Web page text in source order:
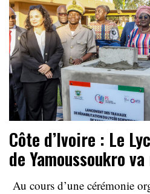
Côte d’Ivoire : Le
de Yamoussoukro
Au cours d’une cérémonie